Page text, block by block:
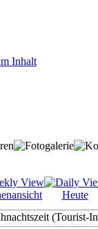
Inhalt
Heute
(Tourist-